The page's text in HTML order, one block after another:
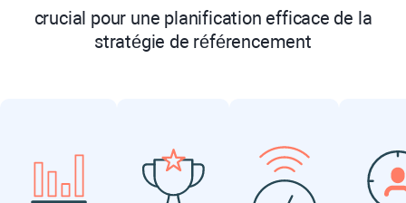
crucial pour une planification efficace de la
stratégie de référencement